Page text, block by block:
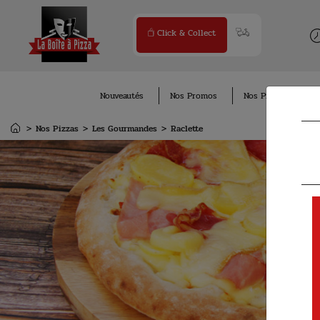
Click & Collect
Nouveautés Nos Promos Nos Pizzas
Nos Pizzas Les Gourmandes Raclette